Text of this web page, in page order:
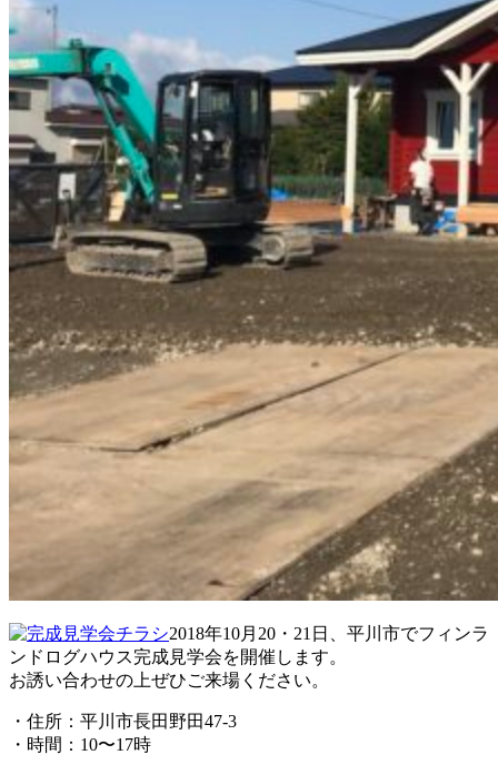
2018年10月20・21日、平川市でフィンラ
ンドログハウス完成見学会を開催します。
お誘い合わせの上ぜひご来場ください。
・住所：平川市長田野田47-3
・時間：10〜17時